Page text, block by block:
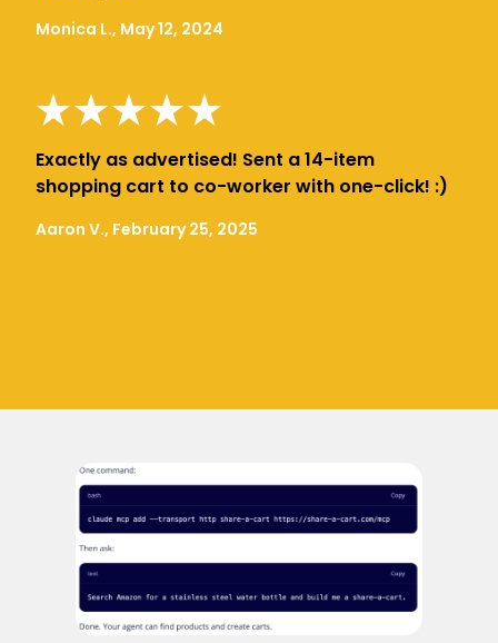
Monica L., May 12, 2024
Exactly as advertised! Sent a 14-item
shopping cart to co-worker with one-click! :)
Aaron V., February 25, 2025